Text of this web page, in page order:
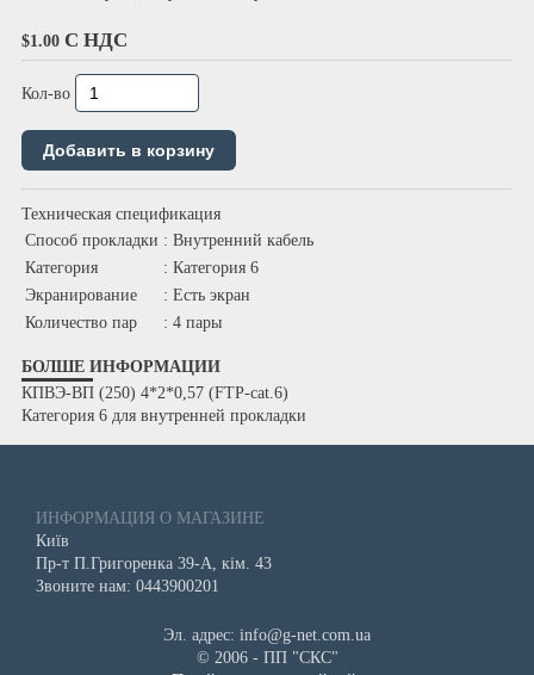
$1.00 С НДС
Кол-во
Техническая спецификация
Способ прокладки : Внутренний кабель
Категория
: Категория 6
Экранирование
: Есть экран
Количество пар
: 4 пары
БОЛШЕ ИНФОРМАЦИИ
КПВЭ-ВП (250) 4*2*0,57 (FTP-cat.6)
Категория 6 для внутренней прокладки
ИНФОРМАЦИЯ О МАГАЗИНЕ
Київ
Пр-т П.Григоренка 39-А, кім. 43
Звоните нам: 0443900201
Эл. адрес: info@g-net.com.ua
© 2006 - ПП "СКС"